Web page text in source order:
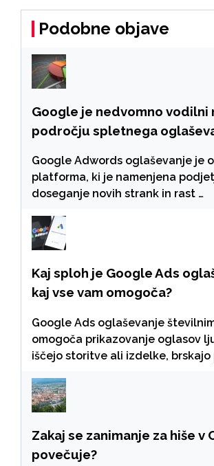
Podobne objave
Google je nedvomno vodilni
področju spletnega
Google Adwords oglaševanje je
platforma, ki je namenjena
doseganje novih strank in rast …
Kaj sploh je Google Ads
kaj vse vam omogoča?
Google Ads oglaševanje
omogoča prikazovanje oglasov
iščejo storitve ali izdelke, brskajo
Zakaj se zanimanje za hiše v
povečuje?